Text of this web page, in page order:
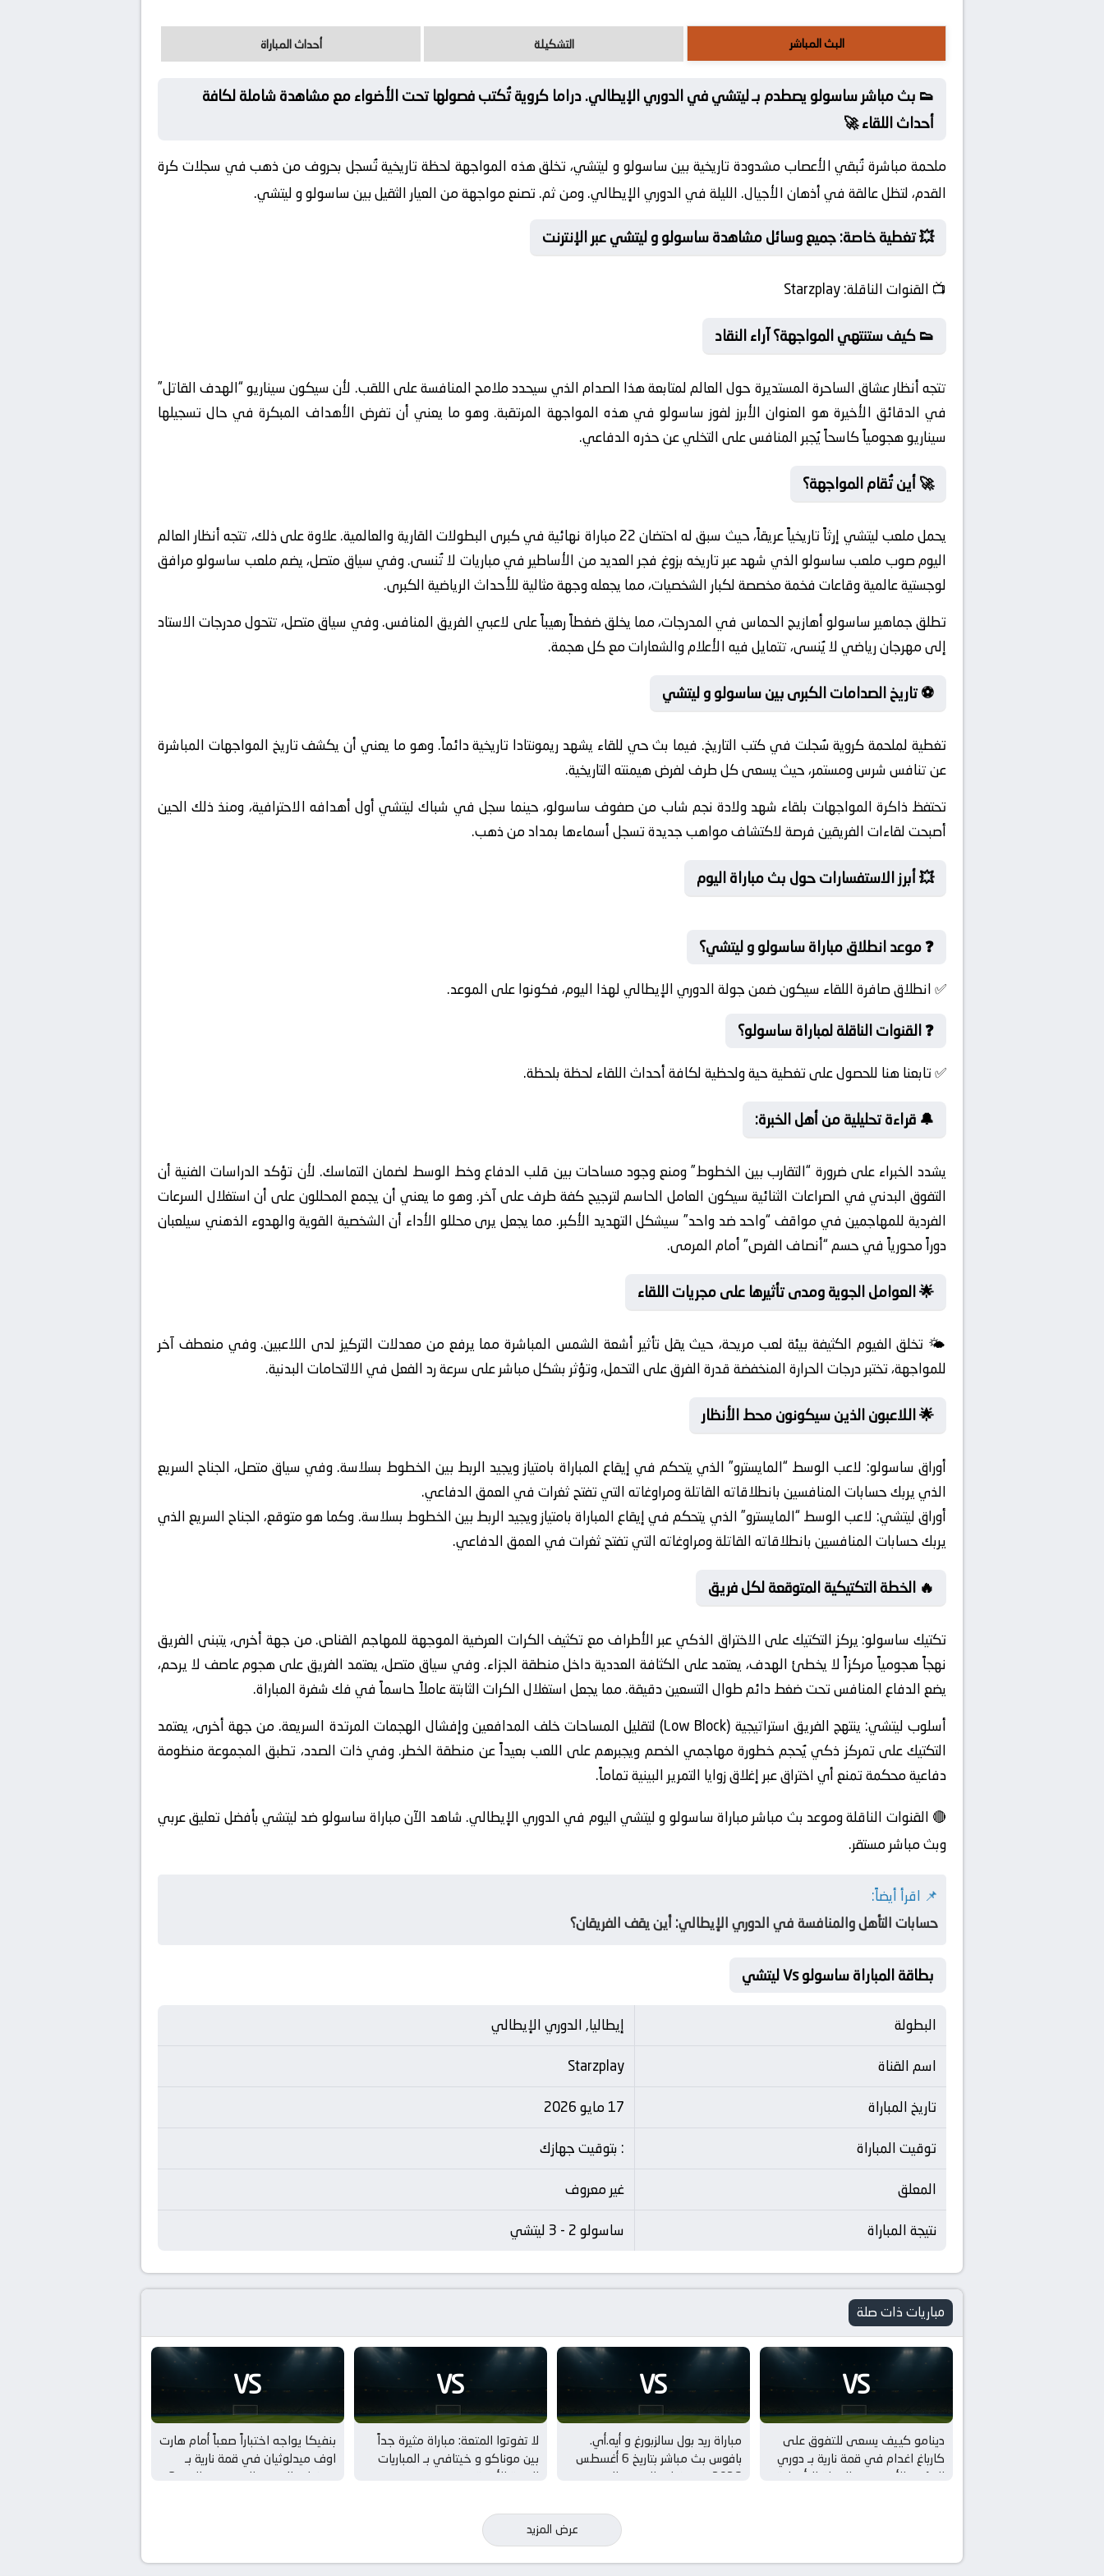
البث المباشر التشكيلة أحداث المباراة
👟 بث مباشر ساسولو يصطدم بـ ليتشي في الدوري الإيطالي. دراما كروية تُكتب فصولها تحت الأضواء مع مشاهدة شاملة لكافة
أحداث اللقاء 🚀
ملحمة مباشرة تُبقي الأعصاب مشدودة تاريخية بين ساسولو و ليتشي، تخلق هذه المواجهة لحظة تاريخية تُسجل بحروف من ذهب في سجلات كرة
القدم، لتظل عالقة في أذهان الأجيال. الليلة في الدوري الإيطالي. ومن ثم. تصنع مواجهة من العيار الثقيل بين ساسولو و ليتشي.
💥 تغطية خاصة: جميع وسائل مشاهدة ساسولو و ليتشي عبر الإنترنت
📺 القنوات الناقلة:
👟 كيف ستنتهي المواجهة؟ آراء النقاد
تتجه أنظار عشاق الساحرة المستديرة حول العالم لمتابعة هذا الصدام الذي سيحدد ملامح المنافسة على اللقب. لأن سيكون سيناريو “الهدف القاتل”
في الدقائق الأخيرة هو العنوان الأبرز لفوز ساسولو في هذه المواجهة المرتقبة. وهو ما يعني أن تفرض الأهداف المبكرة في حال تسجيلها
سيناريو هجومياً كاسحاً يُجبر المنافس على التخلي عن حذره الدفاعي.
🚀 أين تُقام المواجهة؟
يحمل ملعب ليتشي إرثاً تاريخياً عريقاً، حيث سبق له احتضان 22 مباراة نهائية في كبرى البطولات القارية والعالمية. علاوة على ذلك، تتجه أنظار العالم
اليوم صوب ملعب ساسولو الذي شهد عبر تاريخه بزوغ فجر العديد من الأساطير في مباريات لا تُنسى. وفي سياق متصل، يضم ملعب ساسولو مرافق
لوجستية عالمية وقاعات فخمة مخصصة لكبار الشخصيات، مما يجعله وجهة مثالية للأحداث الرياضية الكبرى.
تطلق جماهير ساسولو أهازيج الحماس في المدرجات، مما يخلق ضغطاً رهيباً على لاعبي الفريق المنافس. وفي سياق متصل، تتحول مدرجات الاستاد
إلى مهرجان رياضي لا يُنسى، تتمايل فيه الأعلام والشعارات مع كل هجمة.
⚽ تاريخ الصدامات الكبرى بين ساسولو و ليتشي
تغطية لملحمة كروية سُجلت في كتب التاريخ. فيما بث حي للقاء يشهد ريمونتادا تاريخية دائماً. وهو ما يعني أن يكشف تاريخ المواجهات المباشرة
عن تنافس شرس ومستمر، حيث يسعى كل طرف لفرض هيمنته التاريخية.
تحتفظ ذاكرة المواجهات بلقاء شهد ولادة نجم شاب من صفوف ساسولو، حينما سجل في شباك ليتشي أول أهدافه الاحترافية، ومنذ ذلك الحين
أصبحت لقاءات الفريقين فرصة لاكتشاف مواهب جديدة تسجل أسماءها بمداد من ذهب.
💥 أبرز الاستفسارات حول بث مباراة اليوم
❓ موعد انطلاق مباراة ساسولو و ليتشي؟
✅ انطلاق صافرة اللقاء سيكون ضمن جولة الدوري الإيطالي لهذا اليوم، فكونوا على الموعد.
❓ القنوات الناقلة لمباراة ساسولو؟
✅ تابعنا هنا للحصول على تغطية حية ولحظية لكافة أحداث اللقاء لحظة بلحظة.
🔔 قراءة تحليلية من أهل الخبرة:
يشدد الخبراء على ضرورة “التقارب بين الخطوط” ومنع وجود مساحات بين قلب الدفاع وخط الوسط لضمان التماسك. لأن تؤكد الدراسات الفنية أن
التفوق البدني في الصراعات الثنائية سيكون العامل الحاسم لترجيح كفة طرف على آخر. وهو ما يعني أن يجمع المحللون على أن استغلال السرعات
الفردية للمهاجمين في مواقف “واحد ضد واحد” سيشكل التهديد الأكبر. مما يجعل يرى محللو الأداء أن الشخصية القوية والهدوء الذهني سيلعبان
دوراً محورياً في حسم “أنصاف الفرص” أمام المرمى.
🌟 العوامل الجوية ومدى تأثيرها على مجريات اللقاء
🌤️ تخلق الغيوم الكثيفة بيئة لعب مريحة، حيث يقل تأثير أشعة الشمس المباشرة مما يرفع من معدلات التركيز لدى اللاعبين. وفي منعطف آخر
للمواجهة، تختبر درجات الحرارة المنخفضة قدرة الفرق على التحمل، وتؤثر بشكل مباشر على سرعة رد الفعل في الالتحامات البدنية.
🌟 اللاعبون الذين سيكونون محط الأنظار
أوراق ساسولو: لاعب الوسط “المايسترو” الذي يتحكم في إيقاع المباراة بامتياز ويجيد الربط بين الخطوط بسلاسة. وفي سياق متصل، الجناح السريع
الذي يربك حسابات المنافسين بانطلاقاته القاتلة ومراوغاته التي تفتح ثغرات في العمق الدفاعي.
أوراق ليتشي: لاعب الوسط “المايسترو” الذي يتحكم في إيقاع المباراة بامتياز ويجيد الربط بين الخطوط بسلاسة. وكما هو متوقع، الجناح السريع الذي
يربك حسابات المنافسين بانطلاقاته القاتلة ومراوغاته التي تفتح ثغرات في العمق الدفاعي.
🔥 الخطة التكتيكية المتوقعة لكل فريق
تكتيك ساسولو: يركز التكتيك على الاختراق الذكي عبر الأطراف مع تكثيف الكرات العرضية الموجهة للمهاجم القناص. من جهة أخرى، يتبنى الفريق
نهجاً هجومياً مركزاً لا يخطئ الهدف، يعتمد على الكثافة العددية داخل منطقة الجزاء. وفي سياق متصل، يعتمد الفريق على هجوم عاصف لا يرحم،
يضع الدفاع المنافس تحت ضغط دائم طوال التسعين دقيقة. مما يجعل استغلال الكرات الثابتة عاملاً حاسماً في فك شفرة المباراة.
أسلوب ليتشي:
ينتهج الفريق استراتيجية (Low Block) لتقليل المساحات خلف المدافعين وإفشال الهجمات المرتدة السريعة. من جهة أخرى، يعتمد
التكتيك على تمركز ذكي يُحجم خطورة مهاجمي الخصم ويجبرهم على اللعب بعيداً عن منطقة الخطر. وفي ذات الصدد، تطبق المجموعة منظومة
دفاعية محكمة تمنع أي اختراق عبر إغلاق زوايا التمرير البينية تماماً.
🔴 القنوات الناقلة وموعد بث مباشر مباراة ساسولو و ليتشي اليوم في الدوري الإيطالي. شاهد الآن مباراة ساسولو ضد ليتشي بأفضل تعليق عربي
وبث مباشر مستقر.
📌 اقرأ أيضاً:
حسابات التأهل والمنافسة في الدوري الإيطالي: أين يقف الفريقان؟
بطاقة المباراة ساسولو Vs ليتشي
البطولة
إيطاليا, الدوري الإيطالي
اسم القناة
Starzplay
تاريخ المباراة
17 مايو 2026
توقيت المباراة
: بتوقيت جهازك
المعلق
غير معروف
نتيجة المباراة
ساسولو 2 - 3 ليتشي
مباريات ذات صلة
VS
دينامو كييف يسعى للتفوق على
كارباغ اغدام في قمة نارية بـ دوري
المؤتمر الأوروبي – الجولة التأهيلية
VS
مباراة ريد بول سالزبورغ و أيه.أي.
بافوس بث مباشر بتاريخ 6 أغسطس
2026 بـ تصفيات الدوري الاوروبي –
VS
لا تفوتوا المتعة: مباراة مثيرة جداً
بين موناكو و خيتافي بـ المباريات
الودية للأندية
VS
بنفيكا يواجه اختباراً صعباً أمام هارت
اوف ميدلوثيان في قمة نارية بـ
تصفيات الدوري الاوروبي – الدور 3
عرض المزيد